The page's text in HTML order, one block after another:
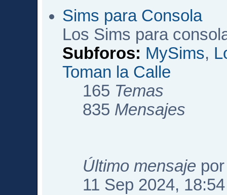
Sims para Consola
Los Sims para
Subforos: MySims,
Toman la Calle
165 Temas
835 Mensajes
Último mensaje
11 Sep 2024, 18:54